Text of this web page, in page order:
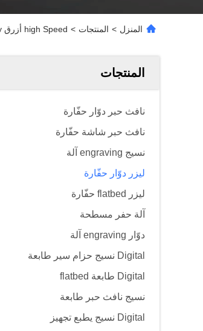
المنزل > المنتجات > high Speed أزرق uv دوّار ليزر حفّارة نسيج engraving آلة 640mm 820mm914mm 1018mm
المنتجات
نافث حبر دوّار حفّارة
نافث حبر شاشة حفّارة
نسيج engraving آلة
ليزر دوّار حفّارة
ليزر flatbed حفّارة
آلة حفر مسطحة
دوّار engraving آلة
Digital نسيج حزام سير طابعة
Digital طابعة flatbed
نسيج نافث حبر طابعة
Digital نسيج يطبع تجهيز